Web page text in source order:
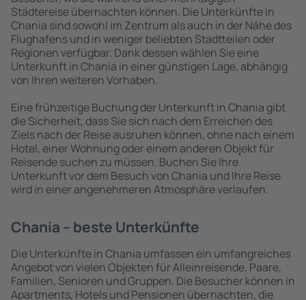
Städtereise übernachten können. Die Unterkünfte in
Chania sind sowohl im Zentrum als auch in der Nähe des
Flughafens und in weniger beliebten Stadtteilen oder
Regionen verfügbar. Dank dessen wählen Sie eine
Unterkunft in Chania in einer günstigen Lage, abhängig
von Ihren weiteren Vorhaben.
Eine frühzeitige Buchung der Unterkunft in Chania gibt
die Sicherheit, dass Sie sich nach dem Erreichen des
Ziels nach der Reise ausruhen können, ohne nach einem
Hotel, einer Wohnung oder einem anderen Objekt für
Reisende suchen zu müssen. Buchen Sie Ihre
Unterkunft vor dem Besuch von Chania und Ihre Reise
wird in einer angenehmeren Atmosphäre verlaufen.
Chania – beste Unterkünfte
Die Unterkünfte in Chania umfassen ein umfangreiches
Angebot von vielen Objekten für Alleinreisende, Paare,
Familien, Senioren und Gruppen. Die Besucher können in
Apartments, Hotels und Pensionen übernachten, die